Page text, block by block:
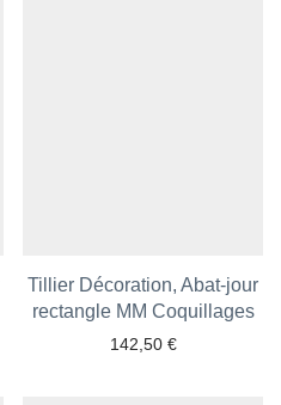
Tillier Décoration, Abat-jour
rectangle MM Coquillages
142,50 €
Ajouter aux favoris